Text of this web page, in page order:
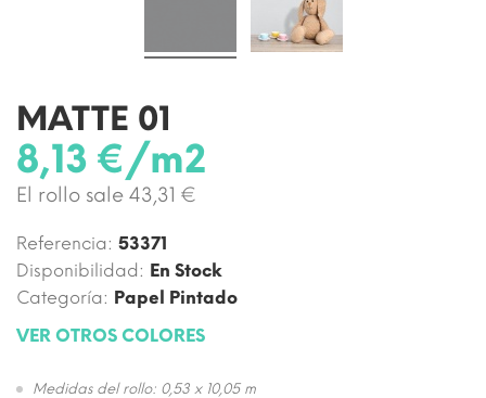
MATTE 01
8,13 €/m2
El rollo sale 43,31 €
Referencia: 53371
Disponibilidad: En Stock
Categoría: Papel Pintado
VER OTROS COLORES
Medidas del rollo: 0,53 x 10,05 m